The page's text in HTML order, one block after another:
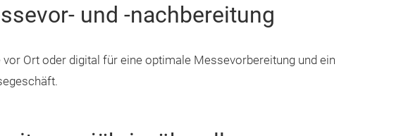
und -nachbereitung
vor Ort oder digital für eine optimale Messevorbereitung und ein